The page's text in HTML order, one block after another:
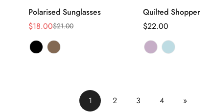
Sélectionnez
les options
Polarised Sunglasses
Prix
de
$18.00
Prix
habituel
$21.00
Sélectionnez
Quilted Shopper
Prix
habituel
$22.00
1 2 3 4 »